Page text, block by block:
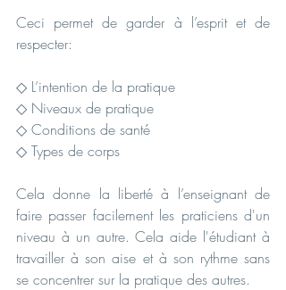
Ceci permet de garder à l’esprit et de
respecter:
◇ L’intention de la pratique
◇ Niveaux de pratique
◇ Conditions de santé
◇ Types de corps
Cela donne la liberté à l’enseignant de
faire passer facilement les praticiens d'un
niveau à un autre. Cela aide l'étudiant à
travailler à son aise et à son rythme sans
se concentrer sur la pratique des autres.